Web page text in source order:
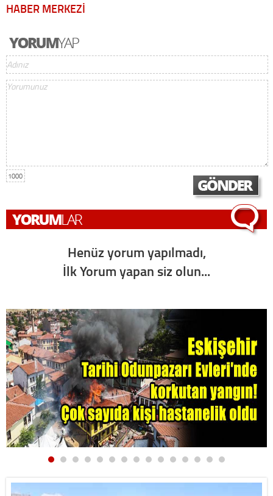
HABER MERKEZİ
1000
Henüz yorum yapılmadı,
İlk Yorum yapan siz olun...